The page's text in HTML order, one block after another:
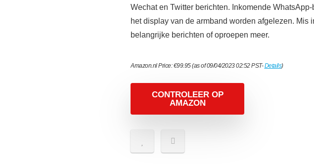
Wechat en Twitter berichten. Inkomende
het display van de armband worden afgelezen. Mis
belangrijke berichten of oproepen meer.
Amazon.nl Price:€99.95(as of 09/04/2023 02:52 PST-Details)
CONTROLEER OP
AMAZON